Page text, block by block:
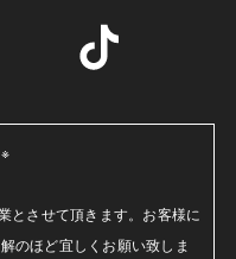
とさせて頂きます。お客様に
のほど宜しくお願い致しま